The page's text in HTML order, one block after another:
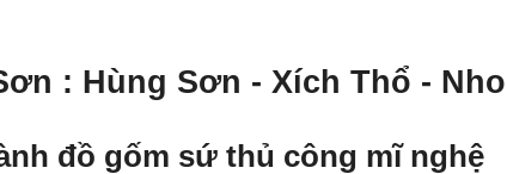
: Hùng Sơn - Xích Thổ -
đồ gốm sứ thủ công mĩ nghệ